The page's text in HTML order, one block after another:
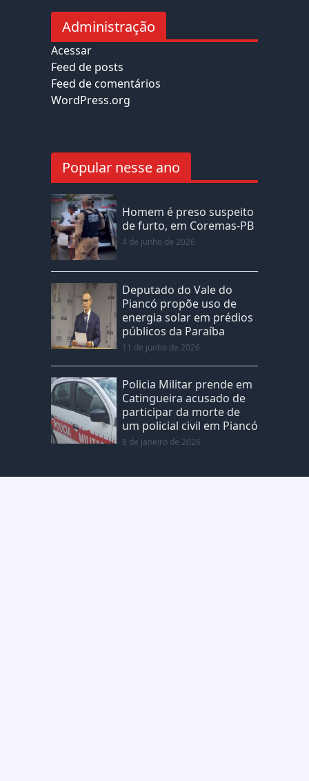
Administração
Acessar
Feed de posts
Feed de comentários
WordPress.org
Popular nesse ano
Homem é preso suspeito
de furto, em Coremas-PB
4 de junho de 2026
Deputado do Vale do
Piancó propõe uso de
energia solar em prédios
públicos da Paraíba
11 de junho de 2026
Policia Militar prende em
Catingueira acusado de
participar da morte de
um policial civil em Piancó
8 de janeiro de 2026